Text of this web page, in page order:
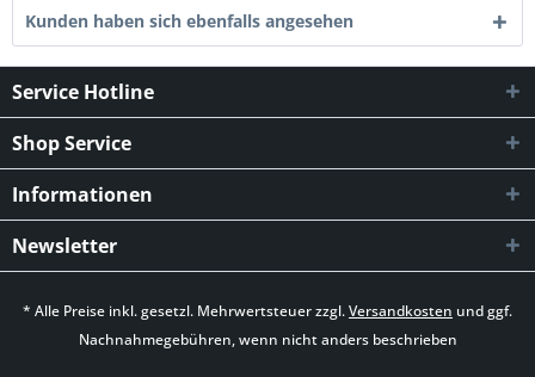
Kunden haben sich ebenfalls angesehen
Service Hotline
Shop Service
Informationen
Newsletter
* Alle Preise inkl. gesetzl. Mehrwertsteuer zzgl.Versandkosten und ggf.
Nachnahmegebühren, wenn nicht anders beschrieben